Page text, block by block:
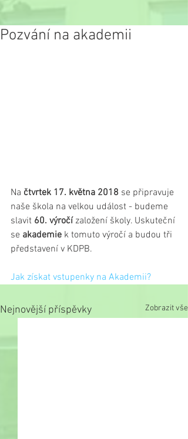
Pozvání na akademii
Na čtvrtek 17. května 2018 se připravuje
naše škola na velkou událost - budeme
slavit 60. výročí založení školy. Uskuteční
se akademie k tomuto výročí a budou tři
představení v KDPB.
Jak získat vstupenky na Akademii?
Nejnovější příspěvky Zobrazit vše